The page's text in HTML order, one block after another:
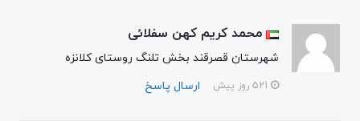
محمد کریم کهن سفلائی
شهرستان قصرقند بخش تلنگ روستای کلانزه
ارسال پاسخ